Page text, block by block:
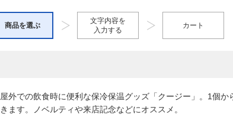
商品を選ぶ
文字内容を
入力する
カート
屋外での飲食時に便利な保冷保温グッズ「クージー」。1個
きます。ノベルティや来店記念などにオススメ。